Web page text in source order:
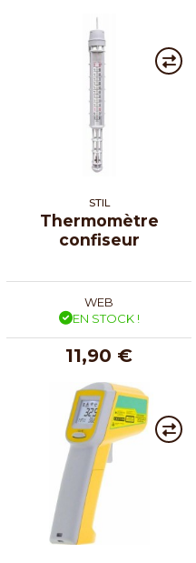
STIL
Thermomètre
confiseur
WEB
EN STOCK !
11,90 €